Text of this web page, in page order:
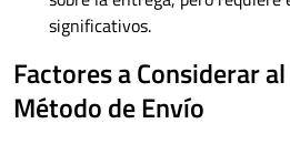
significativos.
Factores a Considerar
Método de Envío